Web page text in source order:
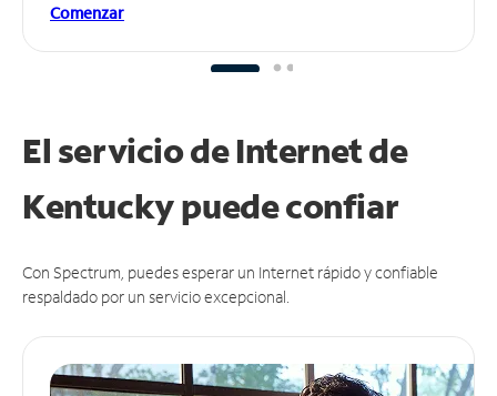
Comenzar
El servicio de Internet de
Kentucky puedeconfiar
Con Spectrum, puedes esperar un Internet rápido y confiable
respaldado por un servicio excepcional.